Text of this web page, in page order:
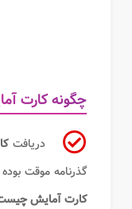
چگونه کارت
دریافت
گذرنامه موقت
کارت آمایش